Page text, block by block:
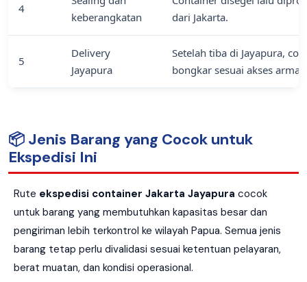
4
keberangkatan
dari Jakarta.
5
Delivery
Jayapura
Setelah tiba di Jayapura,
bongkar sesuai akses
📦 Jenis Barang yang Cocok untuk
Ekspedisi Ini
Rute ekspedisi container Jakarta Jayapura cocok
untuk barang yang membutuhkan kapasitas besar dan
pengiriman lebih terkontrol ke wilayah Papua. Semua jenis
barang tetap perlu divalidasi sesuai ketentuan pelayaran,
berat muatan, dan kondisi operasional.